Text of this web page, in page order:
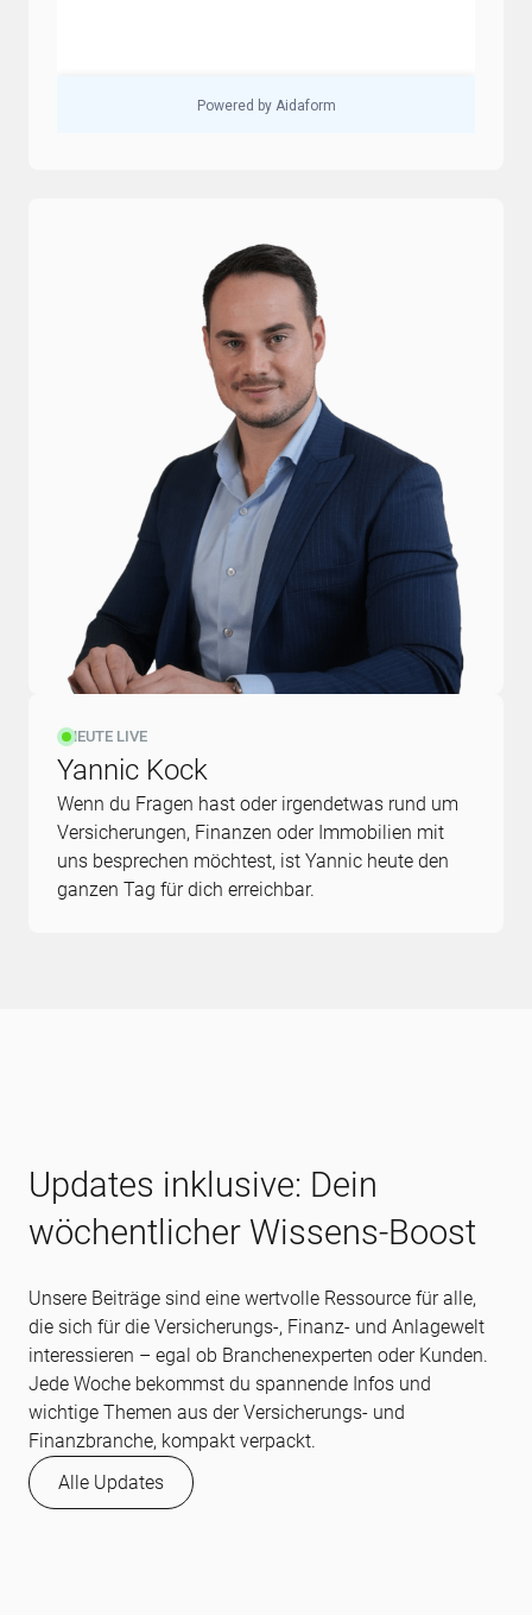
HEUTE LIVE
Yannic Kock
Wenn du Fragen hast oder irgendetwas rund um
Versicherungen, Finanzen oder Immobilien mit
uns besprechen möchtest, ist Yannic heute den
ganzen Tag für dich erreichbar.
Updates inklusive: Dein
wöchentlicher Wissens-Boost
Unsere Beiträge sind eine wertvolle Ressource für alle,
die sich für die Versicherungs-, Finanz- und Anlagewelt
interessieren – egal ob Branchenexperten oder Kunden.
Jede Woche bekommst du spannende Infos und
wichtige Themen aus der Versicherungs- und
Finanzbranche, kompakt verpackt.
Alle Updates